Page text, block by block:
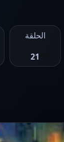
الحلقة
21